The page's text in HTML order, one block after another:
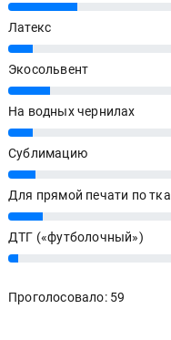
20%
Латекс
7%
Экосольвент
12%
На водных чернилах
7%
Сублимацию
8%
Для прямой печати по
10%
ДТГ («футболочный»)
3%
Проголосовало: 59